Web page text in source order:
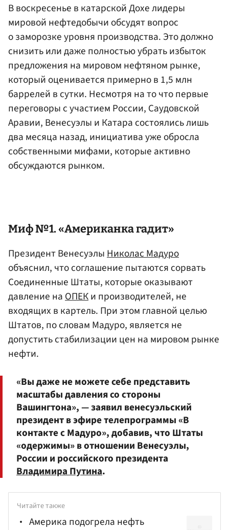
В воскресенье в катарской Дохе лидеры
мировой нефтедобычи обсудят вопрос
о заморозке уровня производства. Это должно
снизить или даже полностью убрать избыток
предложения на мировом нефтяном рынке,
который оценивается примерно в 1,5 млн
баррелей в сутки. Несмотря на то что первые
переговоры с участием России, Саудовской
Аравии, Венесуэлы и Катара состоялись лишь
два месяца назад, инициатива уже обросла
собственными мифами, которые активно
обсуждаются рынком.
Миф №1. «Американка гадит»
Президент ВенесуэлыНиколас Мадуро
объяснил, что соглашение пытаются сорвать
Соединенные Штаты, которые оказывают
давление наОПЕКи производителей, не
входящих в картель. При этом главной целью
Штатов, по словам Мадуро, является не
допустить стабилизации цен на мировом рынке
нефти.
«Вы даже не можете себе представить
масштабы давления со стороны
Вашингтона», — заявил венесуэльский
президент в эфире телепрограммы «В
контакте с Мадуро», добавив, что Штаты
«одержимы» в отношении Венесуэлы,
России и российского президента
Владимира Путина.
Читайте также
Америка подогрела нефть